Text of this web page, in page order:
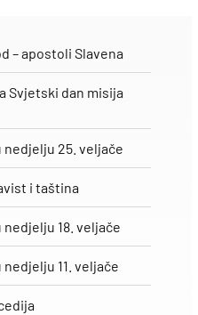
– apostoli Slavena
Svjetski dan misija
nedjelju 25. veljače
i taština
nedjelju 18. veljače
11. veljače